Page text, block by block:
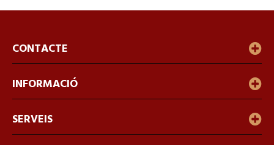
CONTACTE
INFORMACIÓ
SERVEIS